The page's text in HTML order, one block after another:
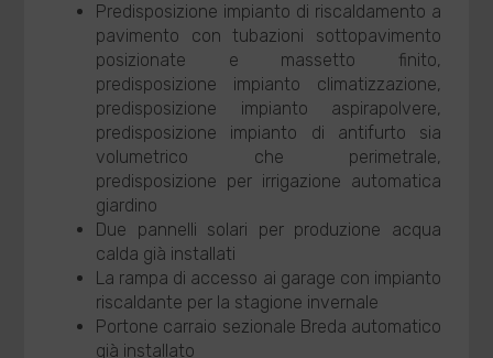
Predisposizione impianto di riscaldamento a
pavimento con tubazioni sottopavimento
posizionate e massetto finito,
predisposizione impianto climatizzazione,
predisposizione impianto aspirapolvere,
predisposizione impianto di antifurto sia
volumetrico che perimetrale,
predisposizione per irrigazione automatica
giardino
Due pannelli solari per produzione acqua
calda già installati
La rampa di accesso ai garage con impianto
riscaldante per la stagione invernale
Portone carraio sezionale Breda automatico
già installato